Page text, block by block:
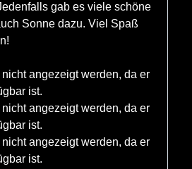
gab es viele schöne
Sonne dazu. Viel Spaß
angezeigt werden, da er
ist.
angezeigt werden, da er
ist.
angezeigt werden, da er
ist.